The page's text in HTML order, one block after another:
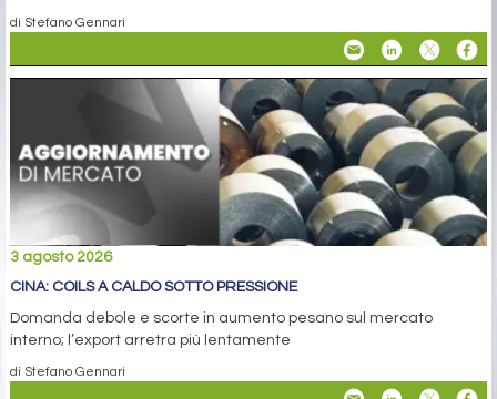
di Stefano Gennari
3 agosto 2026
CINA: COILS A CALDO SOTTO PRESSIONE
Domanda debole e scorte in aumento pesano sul mercato
interno; l’export arretra più lentamente
di Stefano Gennari